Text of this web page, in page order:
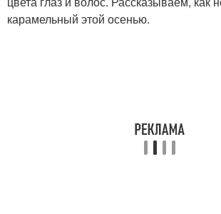
карамельный этой осенью.